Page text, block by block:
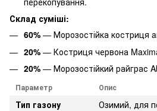
Склад суміші:
60% — Морозостійка костриця
20% — Костриця червона
20% — Морозостійкий райграс
Параметр Опис
Тип газону Озимий, для